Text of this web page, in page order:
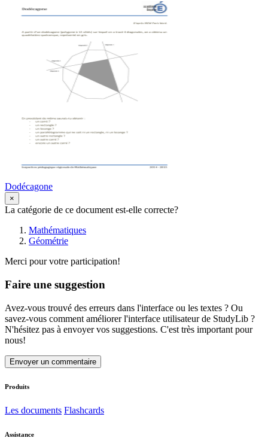
Dodécagone
×
La catégorie de ce document est-elle correcte?
Mathématiques
Géométrie
Merci pour votre participation!
Faire une suggestion
Avez-vous trouvé des erreurs dans l'interface ou les textes ? Ou
savez-vous comment améliorer l'interface utilisateur de StudyLib ?
N'hésitez pas à envoyer vos suggestions. C'est très important pour
nous!
Envoyer un commentaire
Produits
Les documents Flashcards
Assistance